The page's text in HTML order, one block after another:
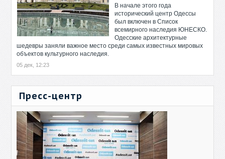
В начале этого года
исторический центр Одессы
был включен в Список
всемирного наследия ЮНЕСКО.
Одесские архитектурные
шедевры заняли важное место среди самых известных мировых
объектов культурного наследия.
05 дек, 12:23
Пресс-центр